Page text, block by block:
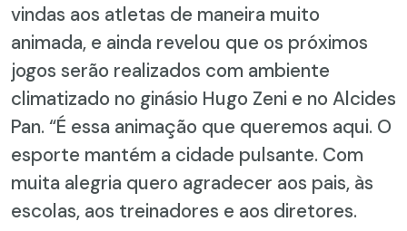
vindas aos atletas de maneira muito
animada, e ainda revelou que os próximos
jogos serão realizados com ambiente
climatizado no ginásio Hugo Zeni e no Alcides
Pan. “É essa animação que queremos aqui. O
esporte mantém a cidade pulsante. Com
muita alegria quero agradecer aos pais, às
escolas, aos treinadores e aos diretores.